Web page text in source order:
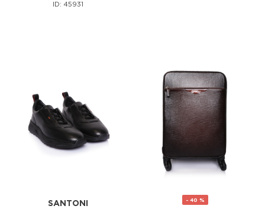
ID: 45931
SANTONI
- 40 %